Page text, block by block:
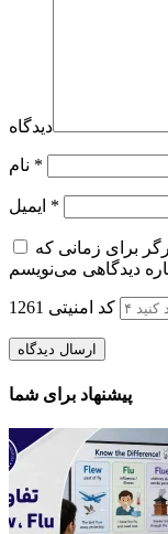
دیدگاه
*
*
برای زمانی که
کد امنیتی 1261
پیشنهاد برای شما